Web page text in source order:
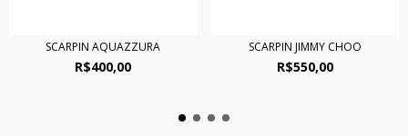
SCARPIN AQUAZZURA
R$400,00
SCARPIN JIMMY CHOO
R$550,00